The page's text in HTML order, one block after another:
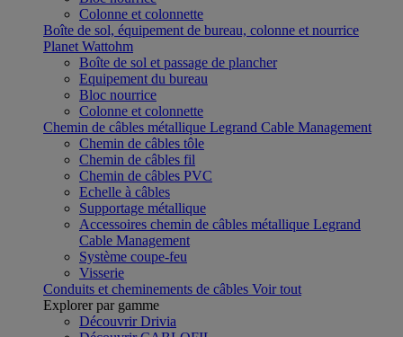
Colonne et colonnette
Boîte de sol, équipement de bureau, colonne et nourrice
Planet Wattohm
Boîte de sol et passage de plancher
Equipement du bureau
Bloc nourrice
Colonne et colonnette
Chemin de câbles métallique Legrand Cable Management
Chemin de câbles tôle
Chemin de câbles fil
Chemin de câbles PVC
Echelle à câbles
Supportage métallique
Accessoires chemin de câbles métallique Legrand
Cable Management
Système coupe-feu
Visserie
Conduits et cheminements de câbles Voir tout
Explorer par gamme
Découvrir Drivia